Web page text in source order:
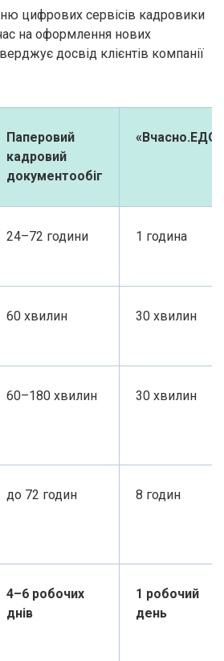
цифрових сервісів кадровики
на оформлення нових
досвід клієнтів компанії
Паперовий
кадровий
документообіг
«Вчасно.ЕДО»
24–72 години 1 година
60 хвилин 30 хвилин
60–180 хвилин 30 хвилин
до 72 годин 8 годин
4–6 робочих
днів
1 робочий
день